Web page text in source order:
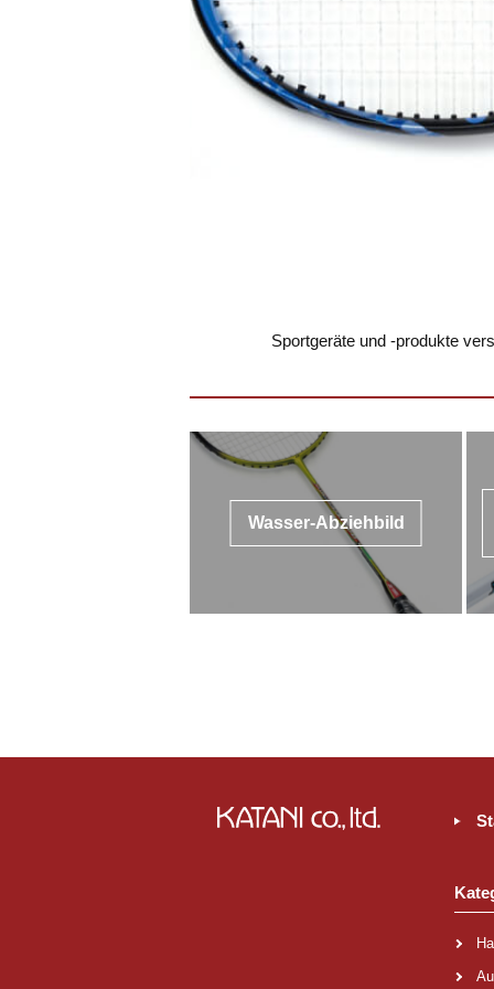
Sportgeräte und -produkte
Wasser-Abziehbild